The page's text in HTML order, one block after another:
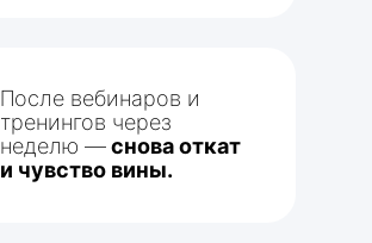
После вебинаров и
тренингов через
неделю —снова откат
и чувство вины.